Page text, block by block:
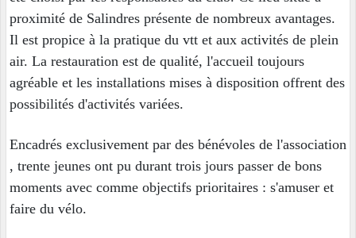
proximité de Salindres présente de nombreux avantages.
Il est propice à la pratique du vtt et aux activités de plein
air. La restauration est de qualité, l'accueil toujours
agréable et les installations mises à disposition offrent des
possibilités d'activités variées.
Encadrés exclusivement par des bénévoles de l'association
, trente jeunes ont pu durant trois jours passer de bons
moments avec comme objectifs prioritaires : s'amuser et
faire du vélo.